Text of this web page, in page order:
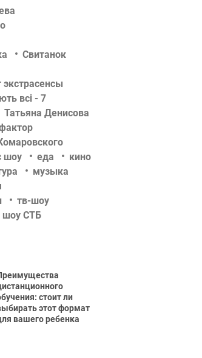
Свитанок
экстрасенсы
всі - 7
Татьяна Денисова
шоу еда
кино
музыка
тв-шоу
шоу СТБ
стоит ли
этот формат
вашего ребенка